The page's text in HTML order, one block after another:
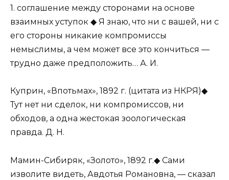
1. соглашение между сторонами на основе
взаимных уступок ◆ Я знаю, что ни с вашей, ни с
его стороны никакие компромиссы
немыслимы, а чем может все это кончиться —
трудно даже предположить… А. И.
Куприн, «Впотьмах», 1892 г. (цитата из НКРЯ)◆
Тут нет ни сделок, ни компромиссов, ни
обходов, а одна жестокая зоологическая
правда. Д. Н.
Мамин-Сибиряк, «Золото», 1892 г.◆ Сами
изволите видеть, Авдотья Романовна, — сказал